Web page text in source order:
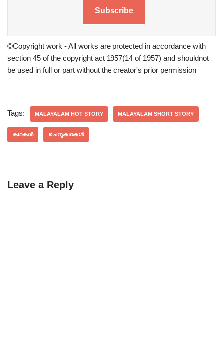
Subscribe
©Copyright work - All works are protected in accordance with
section 45 of the copyright act 1957(14 of 1957) and shouldnot
be used in full or part without the creator's prior permission
Tags: MALAYALAM HOT STORY MALAYALAM SHORT STORY
കഥകൾ ചെറുകഥകൾ
Leave a Reply